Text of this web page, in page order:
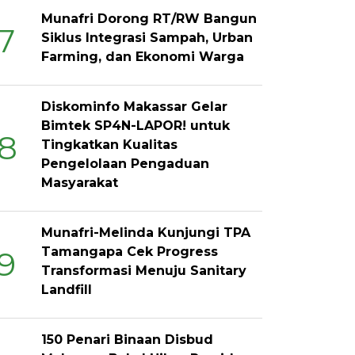
Munafri Dorong RT/RW Bangun
Siklus Integrasi Sampah, Urban
Farming, dan Ekonomi Warga
Diskominfo Makassar Gelar
Bimtek SP4N-LAPOR! untuk
Tingkatkan Kualitas
Pengelolaan Pengaduan
Masyarakat
Munafri-Melinda Kunjungi TPA
Tamangapa Cek Progress
Transformasi Menuju Sanitary
Landfill
150 Penari Binaan Disbud